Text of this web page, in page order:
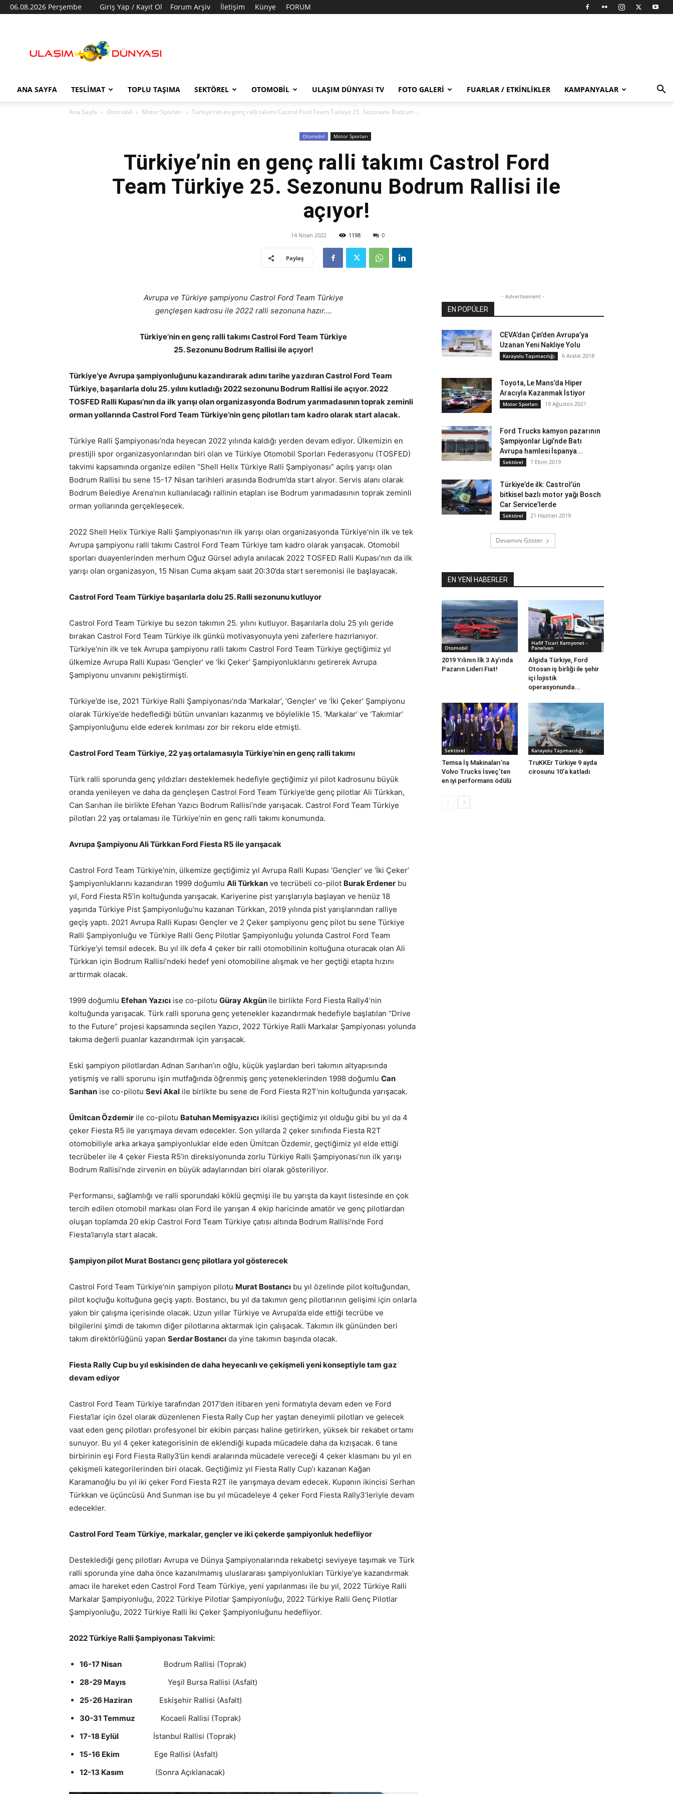
06.08.2026 Perşembe Giriş Yap / Kayıt Ol Forum Arşiv İletişim Künye FORUM
Dünyası
ANA SAYFA TESLIMAT TOPLU TAŞIMA SEKTÖREL OTOMOBIL ULAŞIM DÜNYASI TV FOTO GALERI FUARLAR / ETKINLIKLER KAMPANYALAR
Ana Sayfa Otomobil Motor Sporları Türkiye’nin en genç ralli takımı Castrol Ford Team Türkiye 25. Sezonunu Bodrum...
Otomobil Motor Sporları
Türkiye’nin en genç ralli takımı Castrol Ford
Team Türkiye 25. Sezonunu Bodrum Rallisi ile
açıyor!
14 Nisan 2022 1198 0
Paylaş
Avrupa ve Türkiye şampiyonu Castrol Ford Team Türkiye
gençleşen kadrosu ile 2022 ralli sezonuna hazır….
Türkiye’nin en genç ralli takımı Castrol Ford Team Türkiye
25. Sezonunu Bodrum Rallisi ile açıyor!
Türkiye’ye Avrupa şampiyonluğunu kazandırarak adını tarihe yazdıran Castrol Ford Team
Türkiye, başarılarla dolu 25. yılını kutladığı 2022 sezonunu Bodrum Rallisi ile açıyor. 2022
TOSFED Ralli Kupası’nın da ilk yarışı olan organizasyonda Bodrum yarımadasının toprak zeminli
orman yollarında Castrol Ford Team Türkiye’nin genç pilotları tam kadro olarak start alacak.
Türkiye Ralli Şampiyonası’nda heyecan 2022 yılında kaldığı yerden devam ediyor. Ülkemizin en
prestijli spor organizasyonlarından biri olan ve Türkiye Otomobil Sporları Federasyonu (TOSFED)
takvimi kapsamında organize edilen “Shell Helix Türkiye Ralli Şampiyonası” açılış yarışı olan
Bodrum Rallisi bu sene 15-17 Nisan tarihleri arasında Bodrum’da start alıyor. Servis alanı olarak
Bodrum Belediye Arena’nın kullanılacağı rallinin etapları ise Bodrum yarımadasının toprak zeminli
orman yollarında gerçekleşecek.
2022 Shell Helix Türkiye Ralli Şampiyonası’nın ilk yarışı olan organizasyonda Türkiye’nin ilk ve tek
Avrupa şampiyonu ralli takımı Castrol Ford Team Türkiye tam kadro olarak yarışacak. Otomobil
sporları duayenlerinden merhum Oğuz Gürsel adıyla anılacak 2022 TOSFED Ralli Kupası’nın da ilk
yarışı olan organizasyon, 15 Nisan Cuma akşam saat 20:30’da start seremonisi ile başlayacak.
Castrol Ford Team Türkiye başarılarla dolu 25. Ralli sezonunu kutluyor
Castrol Ford Team Türkiye bu sezon takımın 25. yılını kutluyor. Başarılarla dolu 25 yılı geride
bırakan Castrol Ford Team Türkiye ilk günkü motivasyonuyla yeni zaferlere hazırlanıyor.
Türkiye’nin ilk ve tek Avrupa şampiyonu ralli takımı Castrol Ford Team Türkiye geçtiğimiz yıl
ülkemize Avrupa Ralli Kupası ‘Gençler’ ve ‘İki Çeker’ Şampiyonluklarını getirerek Avrupa
Şampiyonu unvanını pekiştirmişti.
Türkiye’de ise, 2021 Türkiye Ralli Şampiyonası’nda ‘Markalar’, ‘Gençler’ ve ‘İki Çeker’ Şampiyonu
olarak Türkiye’de hedeflediği bütün unvanları kazanmış ve böylelikle 15. ‘Markalar’ ve ‘Takımlar’
Şampiyonluğunu elde ederek kırılması zor bir rekoru elde etmişti.
Castrol Ford Team Türkiye, 22 yaş ortalamasıyla Türkiye’nin en genç ralli takımı
Türk ralli sporunda genç yıldızları desteklemek hedefiyle geçtiğimiz yıl pilot kadrosunu büyük
oranda yenileyen ve daha da gençleşen Castrol Ford Team Türkiye’de genç pilotlar Ali Türkkan,
Can Sarıhan ile birlikte Efehan Yazıcı Bodrum Rallisi’nde yarışacak. Castrol Ford Team Türkiye
pilotları 22 yaş ortalaması ile Türkiye’nin en genç ralli takımı konumunda.
Avrupa Şampiyonu Ali Türkkan Ford Fiesta R5 ile yarışacak
Castrol Ford Team Türkiye’nin, ülkemize geçtiğimiz yıl Avrupa Ralli Kupası ‘Gençler’ ve ‘İki Çeker’
Şampiyonluklarını kazandıran 1999 doğumlu Ali Türkkan ve tecrübeli co-pilot Burak Erdener bu
yıl, Ford Fiesta R5’in koltuğunda yarışacak. Kariyerine pist yarışlarıyla başlayan ve henüz 18
yaşında Türkiye Pist Şampiyonluğu’nu kazanan Türkkan, 2019 yılında pist yarışlarından ralliye
geçiş yaptı. 2021 Avrupa Ralli Kupası Gençler ve 2 Çeker şampiyonu genç pilot bu sene Türkiye
Ralli Şampiyonluğu ve Türkiye Ralli Genç Pilotlar Şampiyonluğu yolunda Castrol Ford Team
Türkiye’yi temsil edecek. Bu yıl ilk defa 4 çeker bir ralli otomobilinin koltuğuna oturacak olan Ali
Türkkan için Bodrum Rallisi’ndeki hedef yeni otomobiline alışmak ve her geçtiği etapta hızını
arttırmak olacak.
1999 doğumlu Efehan Yazıcı ise co-pilotu Güray Akgün ile birlikte Ford Fiesta Rally4’nin
koltuğunda yarışacak. Türk ralli sporuna genç yetenekler kazandırmak hedefiyle başlatılan “Drive
to the Future” projesi kapsamında seçilen Yazıcı, 2022 Türkiye Ralli Markalar Şampiyonası yolunda
takıma değerli puanlar kazandırmak için yarışacak.
Eski şampiyon pilotlardan Adnan Sarıhan’ın oğlu, küçük yaşlardan beri takımın altyapısında
yetişmiş ve ralli sporunu işin mutfağında öğrenmiş genç yeteneklerinden 1998 doğumlu Can
Sarıhan ise co-pilotu Sevi Akal ile birlikte bu sene de Ford Fiesta R2T’nin koltuğunda yarışacak.
Ümitcan Özdemir ile co-pilotu Batuhan Memişyazıcı ikilisi geçtiğimiz yıl olduğu gibi bu yıl da 4
çeker Fiesta R5 ile yarışmaya devam edecekler. Son yıllarda 2 çeker sınıfında Fiesta R2T
otomobiliyle arka arkaya şampiyonluklar elde eden Ümitcan Özdemir, geçtiğimiz yıl elde ettiği
tecrübeler ile 4 çeker Fiesta R5’in direksiyonunda zorlu Türkiye Ralli Şampiyonası’nın ilk yarışı
Bodrum Rallisi’nde zirvenin en büyük adaylarından biri olarak gösteriliyor.
Performansı, sağlamlığı ve ralli sporundaki köklü geçmişi ile bu yarışta da kayıt listesinde en çok
tercih edilen otomobil markası olan Ford ile yarışan 4 ekip haricinde amatör ve genç pilotlardan
oluşan toplamda 20 ekip Castrol Ford Team Türkiye çatısı altında Bodrum Rallisi’nde Ford
Fiesta’larıyla start alacak.
Şampiyon pilot Murat Bostancı genç pilotlara yol gösterecek
Castrol Ford Team Türkiye’nin şampiyon pilotu Murat Bostancı bu yıl özelinde pilot koltuğundan,
pilot koçluğu koltuğuna geçiş yaptı. Bostancı, bu yıl da takımın genç pilotlarının gelişimi için onlarla
yakın bir çalışma içerisinde olacak. Uzun yıllar Türkiye ve Avrupa’da elde ettiği tecrübe ve
bilgilerini şimdi de takımın diğer pilotlarına aktarmak için çalışacak. Takımın ilk gününden beri
takım direktörlüğünü yapan Serdar Bostancı da yine takımın başında olacak.
Fiesta Rally Cup bu yıl eskisinden de daha heyecanlı ve çekişmeli yeni konseptiyle tam gaz
devam ediyor
Castrol Ford Team Türkiye tarafından 2017’den itibaren yeni formatıyla devam eden ve Ford
Fiesta’lar için özel olarak düzenlenen Fiesta Rally Cup her yaştan deneyimli pilotları ve gelecek
vaat eden genç pilotları profesyonel bir ekibin parçası haline getirirken, yüksek bir rekabet ortamı
sunuyor. Bu yıl 4 çeker kategorisinin de eklendiği kupada mücadele daha da kızışacak. 6 tane
birbirinin eşi Ford Fiesta Rally3’ün kendi aralarında mücadele vereceği 4 çeker klasmanı bu yıl en
çekişmeli kategorilerinden biri olacak. Geçtiğimiz yıl Fiesta Rally Cup’ı kazanan Kağan
Karamanoğlu bu yıl iki çeker Ford Fiesta R2T ile yarışmaya devam edecek. Kupanın ikincisi Serhan
Türkkan ve üçüncüsü And Sunman ise bu yıl mücadeleye 4 çeker Ford Fiesta Rally3’leriyle devam
edecekler.
Castrol Ford Team Türkiye, markalar, gençler ve iki çekerde şampiyonluk hedefliyor
Desteklediği genç pilotları Avrupa ve Dünya Şampiyonalarında rekabetçi seviyeye taşımak ve Türk
ralli sporunda yine daha önce kazanılmamış uluslararası şampiyonlukları Türkiye’ye kazandırmak
amacı ile hareket eden Castrol Ford Team Türkiye, yeni yapılanması ile bu yıl, 2022 Türkiye Ralli
Markalar Şampiyonluğu, 2022 Türkiye Pilotlar Şampiyonluğu, 2022 Türkiye Ralli Genç Pilotlar
Şampiyonluğu, 2022 Türkiye Ralli İki Çeker Şampiyonluğunu hedefliyor.
2022 Türkiye Ralli Şampiyonası Takvimi:
16-17 Nisan Bodrum Rallisi (Toprak)
28-29 Mayıs Yeşil Bursa Rallisi (Asfalt)
25-26 Haziran Eskişehir Rallisi (Asfalt)
30-31 Temmuz Kocaeli Rallisi (Toprak)
17-18 Eylül İstanbul Rallisi (Toprak)
15-16 Ekim Ege Rallisi (Asfalt)
12-13 Kasım (Sonra Açıklanacak)
- Advertisement -
EN POPÜLER
CEVA’dan Çin’den Avrupa’ya
Uzanan Yeni Nakliye Yolu
Karayolu Taşımacılığı 6 Aralık 2018
Toyota, Le Mans’da Hiper
Aracıyla Kazanmak İstiyor
Motor Sporları 19 Ağustos 2021
Ford Trucks kamyon pazarının
Şampiyonlar Ligi’nde Batı
Avrupa hamlesi İspanya...
Sektörel 7 Ekim 2019
Türkiye’de ilk: Castrol’ün
bitkisel bazlı motor yağı Bosch
Car Service’lerde
Sektörel 21 Haziran 2019
Devamını Göster
EN YENİ HABERLER
Otomobil
2019 Yılının İlk 3 Ay’ında
Pazarın Lideri Fiat!
Hafif Ticari Kamyonet -
Panelvan
Algida Türkiye, Ford
Otosan iş birliği ile şehir
içi lojistik
operasyonunda...
Sektörel
Temsa İş Makinaları’na
Volvo Trucks İsveç’ten
en iyi performans ödülü
Karayolu Taşımacılığı
TruKKEr Türkiye 9 ayda
cirosunu 10’a katladı